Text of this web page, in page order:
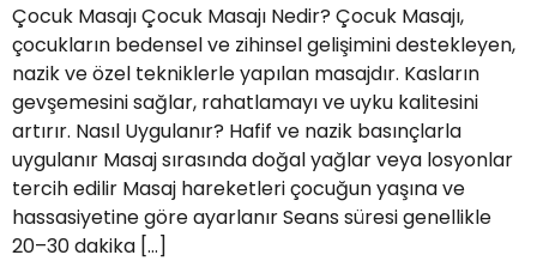
Çocuk Masajı Çocuk Masajı Nedir? Çocuk Masajı,
çocukların bedensel ve zihinsel gelişimini destekleyen,
nazik ve özel tekniklerle yapılan masajdır. Kasların
gevşemesini sağlar, rahatlamayı ve uyku kalitesini
artırır. Nasıl Uygulanır? Hafif ve nazik basınçlarla
uygulanır Masaj sırasında doğal yağlar veya losyonlar
tercih edilir Masaj hareketleri çocuğun yaşına ve
hassasiyetine göre ayarlanır Seans süresi genellikle
20–30 dakika […]